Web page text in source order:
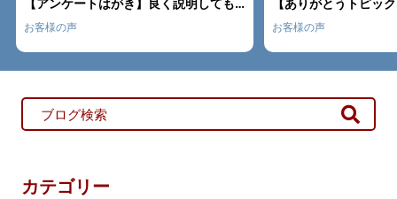
【アンケートはがき】良く説明してもらって 【ありがとうトピックス】あんた良い子やから絶対買うわ
お客様の声 お客様の声
カテゴリー